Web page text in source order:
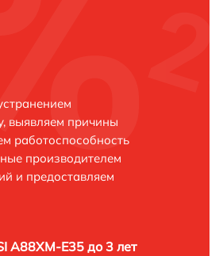
выявляем причины
работоспособность
производителем
и предоставляем
A88XM-E35 до 3 лет